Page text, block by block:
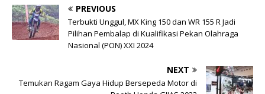
r
b
a
g
i
w
m
F
a
PREVIOUS
Terbukti Unggul, MX King 150 dan WR 155 R Jadi
Pilihan Pembalap di Kualifikasi Pekan Olahraga
Nasional (PON) XXI 2024
NEXT
Temukan Ragam Gaya Hidup Bersepeda Motor di